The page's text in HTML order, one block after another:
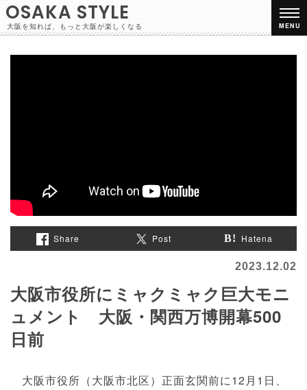
OSAKA STYLE
大阪を知れば、もっと大阪が楽しくなる MENU
Share Post Hatena
2023.12.02
大阪市役所にミャクミャク巨大モニ
ュメント 大阪・関西万博開幕500
日前
大阪市役所（大阪市北区）正面玄関前に12月1日、